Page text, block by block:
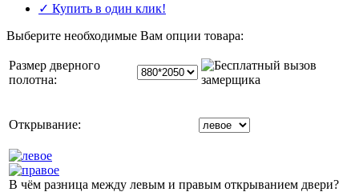
✓ Купить в один клик!
Выберите необходимые Вам опции товара:
Размер дверного
полотна:
Открывание:
В чём разница между левым и правым открыванием двери?